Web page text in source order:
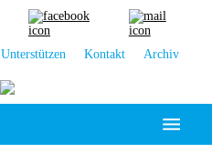
Unterstützen Kontakt Archiv